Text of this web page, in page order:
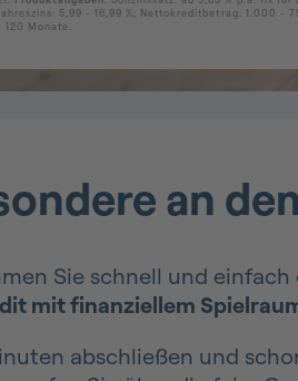
an
Sie schnell und
mit finanziellem
abschließen und